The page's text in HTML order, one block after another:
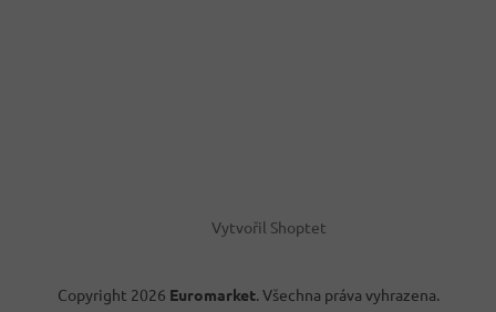
Vytvořil Shoptet
Copyright 2026 Euromarket. Všechna práva vyhrazena.